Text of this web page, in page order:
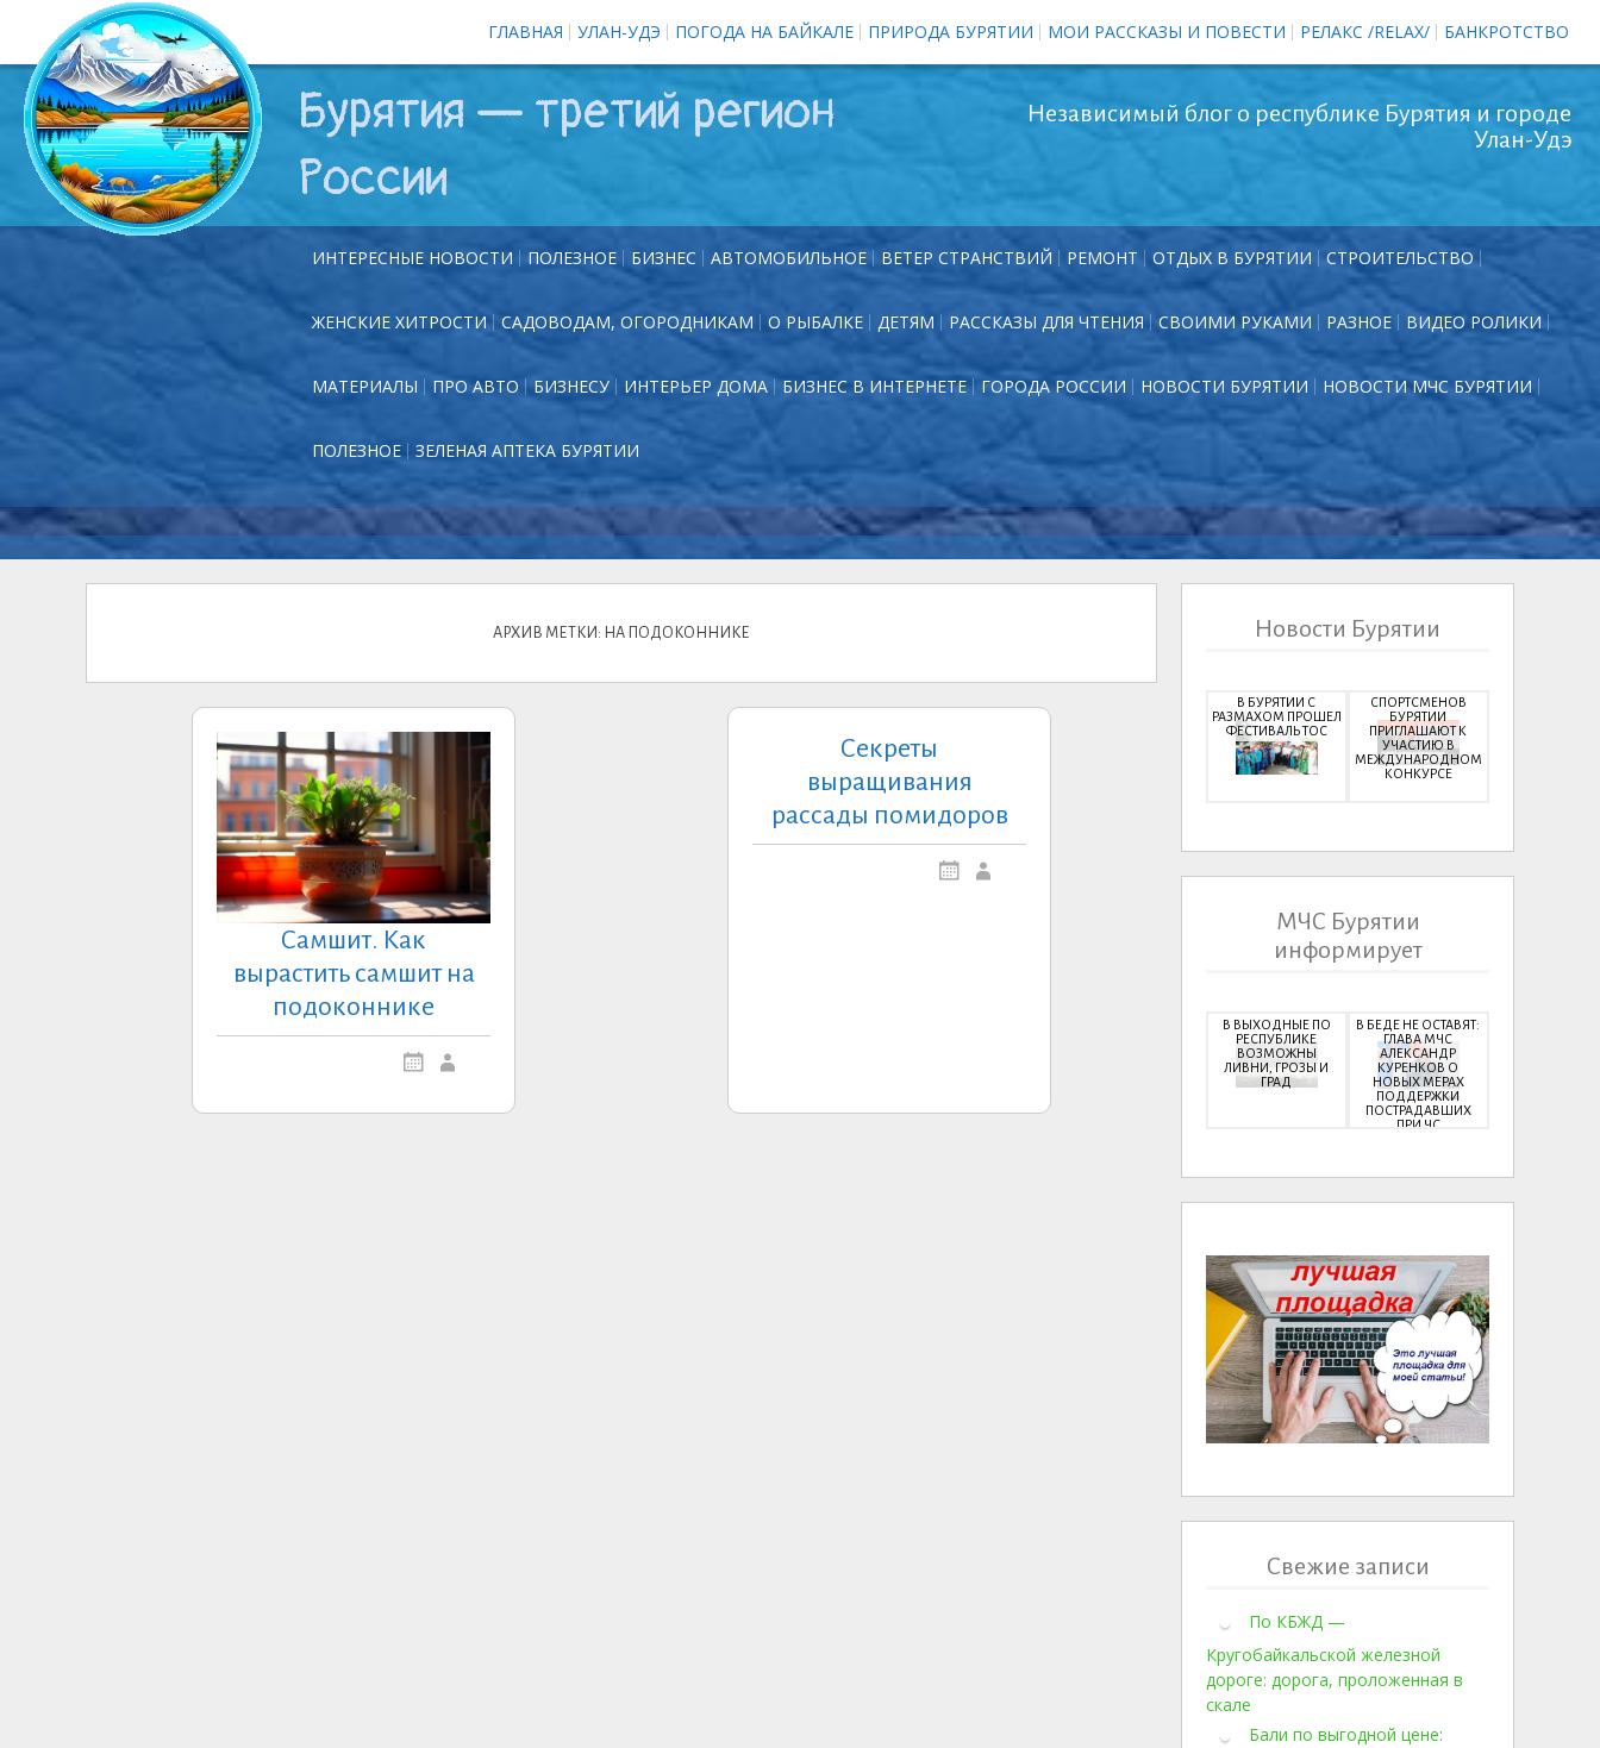
ГЛАВНАЯ УЛАН-УДЭ ПОГОДА НА БАЙКАЛЕ ПРИРОДА БУРЯТИИ МОИ РАССКАЗЫ И ПОВЕСТИ РЕЛАКС /RELAX/ БАНКРОТСТВО
Бурятия — третий регион
России
Независимый блог о республике Бурятия и городе
Улан-Удэ
ИНТЕРЕСНЫЕ НОВОСТИ ПОЛЕЗНОЕ БИЗНЕС АВТОМОБИЛЬНОЕ ВЕТЕР СТРАНСТВИЙ РЕМОНТ ОТДЫХ В БУРЯТИИ СТРОИТЕЛЬСТВО
ЖЕНСКИЕ ХИТРОСТИ САДОВОДАМ, ОГОРОДНИКАМ О РЫБАЛКЕ ДЕТЯМ РАССКАЗЫ ДЛЯ ЧТЕНИЯ СВОИМИ РУКАМИ РАЗНОЕ ВИДЕО РОЛИКИ
МАТЕРИАЛЫ ПРО АВТО БИЗНЕСУ ИНТЕРЬЕР ДОМА БИЗНЕС В ИНТЕРНЕТЕ ГОРОДА РОССИИ НОВОСТИ БУРЯТИИ НОВОСТИ МЧС БУРЯТИИ
ПОЛЕЗНОЕ ЗЕЛЕНАЯ АПТЕКА БУРЯТИИ
АРХИВ МЕТКИ: НА ПОДОКОННИКЕ
Самшит. Как
вырастить самшит на
подоконнике
Секреты
выращивания
рассады помидоров
Новости Бурятии
В БУРЯТИИ С
РАЗМАХОМ ПРОШЕЛ
ФЕСТИВАЛЬ ТОС
СПОРТСМЕНОВ
БУРЯТИИ
ПРИГЛАШАЮТ К
УЧАСТИЮ В
МЕЖДУНАРОДНОМ
КОНКУРСЕ
МЧС Бурятии
информирует
В ВЫХОДНЫЕ ПО
РЕСПУБЛИКЕ
ВОЗМОЖНЫ
ЛИВНИ, ГРОЗЫ И
ГРАД
В БЕДЕ НЕ ОСТАВЯТ:
ГЛАВА МЧС
АЛЕКСАНДР
КУРЕНКОВ О
НОВЫХ МЕРАХ
ПОДДЕРЖКИ
ПОСТРАДАВШИХ
ПРИ ЧС
Свежие записи
По КБЖД —
Кругобайкальской железной
дороге: дорога, проложенная в
скале
Бали по выгодной цене: